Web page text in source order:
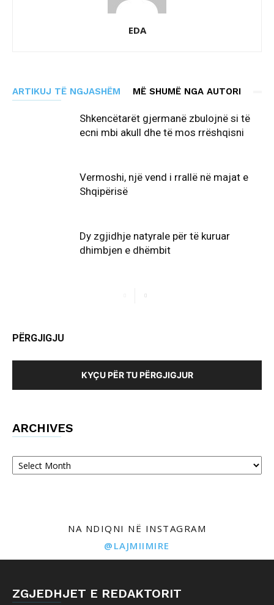
EDA
ARTIKUJ TË NGJASHËM MË SHUMË NGA AUTORI
Shkencëtarët gjermanë zbulojnë si të
ecni mbi akull dhe të mos rrëshqisni
Vermoshi, një vend i rrallë në majat e
Shqipërisë
Dy zgjidhje natyrale për të kuruar
dhimbjen e dhëmbit
PËRGJIGJU
KYÇU PËR TU PËRGJIGJUR
ARCHIVES
Archives
NA NDIQNI NË INSTAGRAM
@LAJMIIMIRE
ZGJEDHJET E REDAKTORIT